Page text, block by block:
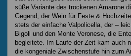
süße Variante des trockenen Amarone
Gegend, der Wein für Feste &
stets der einfache Valpolicella, der –
Bigoli und den Monte Veronese, die
begleitete. Im Laufe der Zeit kam auch
die kongeniale Zwischenstufe hin zum